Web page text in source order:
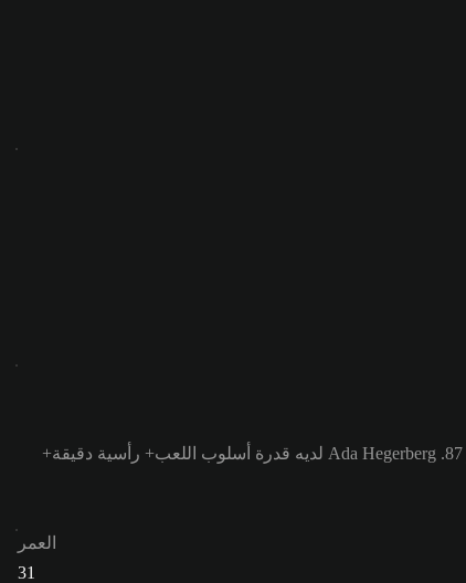
Ada Hegerberg لديه قدرة أسلوب اللعب+ رأسية دقيقة+
العمر
31